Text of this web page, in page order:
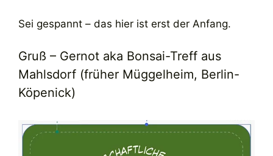
Sei gespannt – das hier ist erst der Anfang.
Gruß – Gernot aka Bonsai-Treff aus
Mahlsdorf (früher Müggelheim, Berlin-
Köpenick)